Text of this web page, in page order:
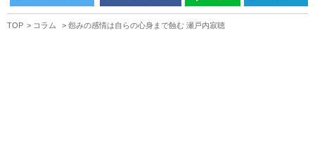
TOP コラム 怨みの感情は自らの心身まで蝕む 瀬戸内寂聴